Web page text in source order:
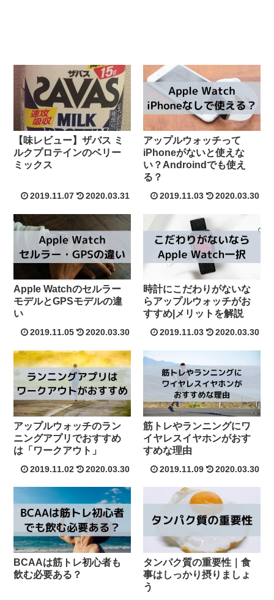
【味レビュー】ザバス ミ
ルクプロテインのベリー
ミックス
2019.11.07 2020.03.31
アップルウォッチって
iPhoneがないと使えな
い？Androindでも使え
る？
2019.11.03 2020.03.30
Apple Watchのセルラー
モデルとGPSモデルの違
い
2019.11.05 2020.03.30
時計にこだわりがないな
らアップルウォッチがお
すすめ|メリットを解説
2019.11.03 2020.03.30
アップルウォッチのラン
ニングアプリでおすすめ
は「ワークアウト」
2019.11.02 2020.03.30
筋トレやランニングにワ
イヤレスイヤホンがおす
すめな理由
2019.11.09 2020.03.30
BCAAは筋トレ初心者も
飲む必要ある？
タンパク質の重要性｜食
事はしっかり摂りましょ
う